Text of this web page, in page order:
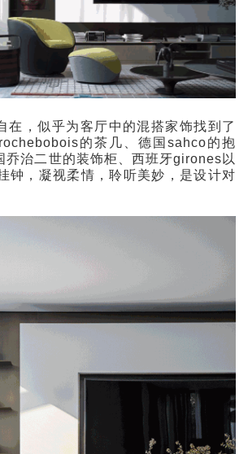
在，似乎为客厅中的混搭家饰找到了
的茶几、德国sahco的抱
乔治二世的装饰柜、西班牙girones以
钟，凝视柔情，聆听美妙，是设计对